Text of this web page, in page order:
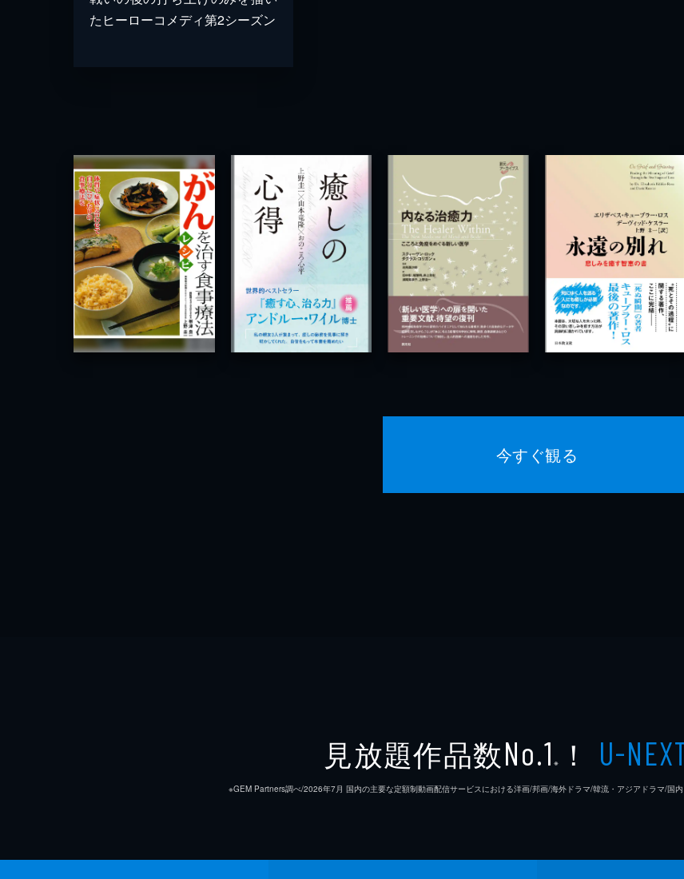
たヒーローコメディ第2シーズン
今すぐ観る
見放題作品数No.1 ※ ！ U-
※GEM Partners調べ/2026年7⽉ 国内の主要な定額制動画配信サービスにおける洋画/邦画/海外ドラマ/韓流・アジアドラマ/国内